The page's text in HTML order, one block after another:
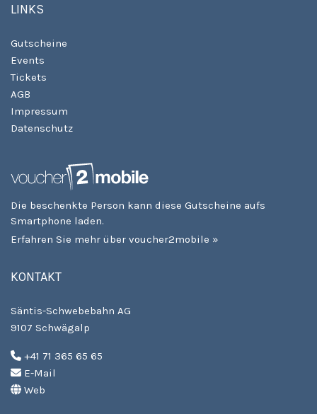
LINKS
Gutscheine
Events
Tickets
AGB
Impressum
Datenschutz
Die beschenkte Person kann diese Gutscheine aufs
Smartphone laden.
Erfahren Sie mehr über voucher2mobile »
KONTAKT
Säntis-Schwebebahn AG
9107 Schwägalp
+41 71 365 65 65
E-Mail
Web